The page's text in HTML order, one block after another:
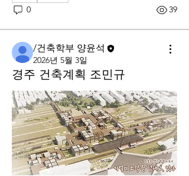
0 39
/건축학부 양윤석
2026년 5월 3일
경주 건축계획 조민규